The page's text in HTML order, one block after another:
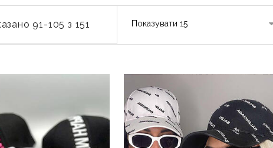
91-105 з 151